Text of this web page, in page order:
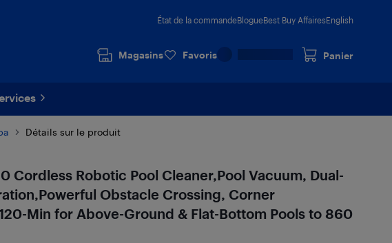
État de la commandeBlogueBest Buy AffairesEnglish
Magasins Favoris Panier
Détails sur le produit
Cordless Robotic Pool Cleaner,Pool Vacuum, Dual-
Obstacle Crossing, Corner
Min for Above-Ground & Flat-Bottom Pools to 860